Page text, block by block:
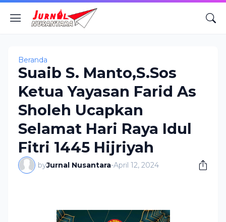
Beranda
Suaib S. Manto,S.Sos
Ketua Yayasan Farid As
Sholeh Ucapkan
Selamat Hari Raya Idul
Fitri 1445 Hijriyah
byJurnal Nusantara-April 12, 2024